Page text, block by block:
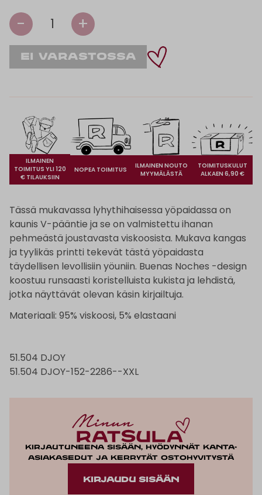
- 1 +
ILMAINEN
TOIMITUS YLI 120
€ TILAUKSIIN
NOPEA TOIMITUS
ILMAINEN NOUTO
MYYMÄLÄSTÄ
TOIMITUSKULUT
ALKAEN 6,90 €
Tässä mukavassa lyhythihaisessa yöpaidassa on
kaunis V-pääntie ja se on valmistettu ihanan
pehmeästä joustavasta viskoosista. Mukava kangas
ja tyylikäs printti tekevät tästä yöpaidasta
täydellisen levollisiin yöuniin. Buenas Noches -design
koostuu runsaasti koristelluista kukista ja lehdistä,
jotka näyttävät olevan käsin kirjailtuja.
Materiaali: 95% viskoosi, 5% elastaani
51.504 DJOY
51.504 DJOY-152-2286--XXL
Kirjautuneena sisään, hyödynnät kanta-
asiakasedut ja kerrytät ostohyvitystä
KIRJAUDU SISÄÄN